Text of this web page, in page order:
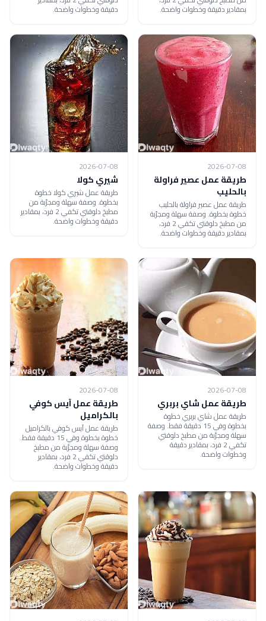
بمقادير دقيقة وخطوات واضحة. دقيقة وخطوات واضحة.
2026-07-08
طريقة عمل عصير فراولة
بالحليب
طريقة عمل عصير فراولة بالحليب
خطوة بخطوة. وصفة سهلة ومجرّبة
من مطبخ دلوقتي تكفي 2 فرد،
بمقادير دقيقة وخطوات واضحة.
2026-07-08
شيري كولا
طريقة عمل شيري كولا خطوة
بخطوة. وصفة سهلة ومجرّبة من
مطبخ دلوقتي تكفي 2 فرد، بمقادير
دقيقة وخطوات واضحة.
2026-07-08
طريقة عمل شاي بربري
طريقة عمل شاي بربري خطوة
بخطوة وفي 15 دقيقة فقط. وصفة
سهلة ومجرّبة من مطبخ دلوقتي
تكفي 2 فرد، بمقادير دقيقة
وخطوات واضحة.
2026-07-08
طريقة عمل آيس كوفي
بالكراميل
طريقة عمل آيس كوفي بالكراميل
خطوة بخطوة وفي 15 دقيقة فقط.
وصفة سهلة ومجرّبة من مطبخ
دلوقتي تكفي 2 فرد، بمقادير
دقيقة وخطوات واضحة.